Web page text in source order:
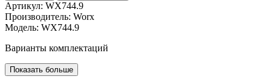
Артикул: WX744.9
Производитель: Worx
Модель: WX744.9
Варианты комплектаций
Показать больше